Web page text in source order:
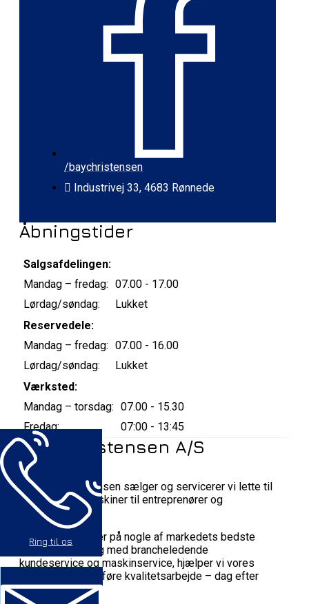
Ring til os
/baychristensen
Industrivej 33, 4683 Rønnede
Åbningstider
Salgsafdelingen:
Mandag – fredag: 07.00 - 17.00
Lørdag/søndag:
Lukket
Reservedele:
Mandag – fredag: 07.00 - 16.00
Lørdag/søndag:
Lukket
Værksted:
Mandag – torsdag: 07.00 - 15.30
Fredag:
07:00 - 13:45
Bay Christensen A/S
Hos Bay Christensen sælger og servicerer vi lette til
mellemstore maskiner til entreprenører og
anlægsgartnere.
Gennem agenturer på nogle af markedets bedste
maskinbrands, og med brancheledende
kundeservice og maskinservice, hjælper vi vores
kunder med at udføre kvalitetsarbejde – dag efter
dag.